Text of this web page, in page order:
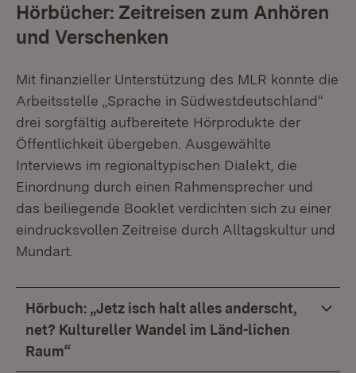
Hörbücher: Zeitreisen zum Anhören
und Verschenken
Mit finanzieller Unterstützung des MLR konnte die
Arbeitsstelle „Sprache in Südwestdeutschland“
drei sorgfältig aufbereitete Hörprodukte der
Öffentlichkeit übergeben. Ausgewählte
Interviews im regionaltypischen Dialekt, die
Einordnung durch einen Rahmensprecher und
das beiliegende Booklet verdichten sich zu einer
eindrucksvollen Zeitreise durch Alltagskultur und
Mundart.
Hörbuch: „Jetz isch halt alles anderscht,
net? Kultureller Wandel im Länd-lichen
Raum“